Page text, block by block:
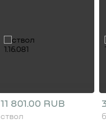
11 801.00 RUB
ствол